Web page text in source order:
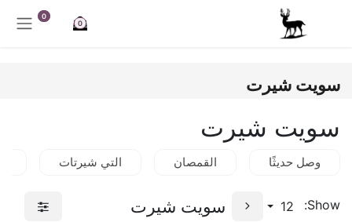
تخطي للذهاب إلى المحتوى
0
0
سويت شيرت
سويت شيرت
وصل حديثًا القمصان التي شيرتات
Show:
12 سويت شيرت